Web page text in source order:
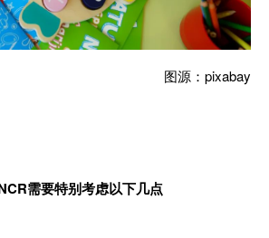
图源：pixabay
需要特别考虑以下几点